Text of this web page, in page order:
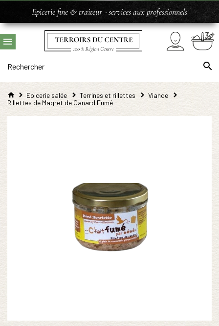
Epicerie fine & traiteur - services aux professionnels
Epicerie salée Terrines et rillettes
Viande
Rillettes de Magret de Canard Fumé